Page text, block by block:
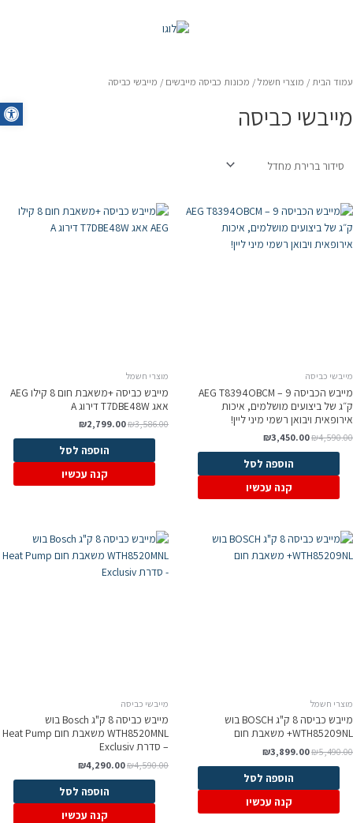
עמוד הבית / מוצרי חשמל/ מכונות כביסה מייבשים / מייבשי כביסה
מייבשי כביסה
מייבשי כביסה
מייבש הכביסה AEG T8394OBCM – 9
ק״ג של ביצועים מושלמים, איכות
אירופאית ויבואן רשמי מיני ליין!
₪4,590.00
₪3,450.00
הוספה לסל
קנה עכשיו
מוצרי חשמל
מייבש כביסה +משאבת חום 8 קילו AEG
אאג T7DBE48W דירוג A
₪3,586.00
₪2,799.00
הוספה לסל
קנה עכשיו
מוצרי חשמל
מייבש כביסה 8 ק"ג BOSCH בוש
WTH85209NL+ משאבת חום
₪5,490.00
₪3,899.00
הוספה לסל
קנה עכשיו
מייבשי כביסה
מייבש כביסה 8 ק"ג Bosch בוש
WTH8520MNL משאבת חום Heat Pump
– סדרת Exclusiv
₪4,590.00
₪4,290.00
הוספה לסל
קנה עכשיו